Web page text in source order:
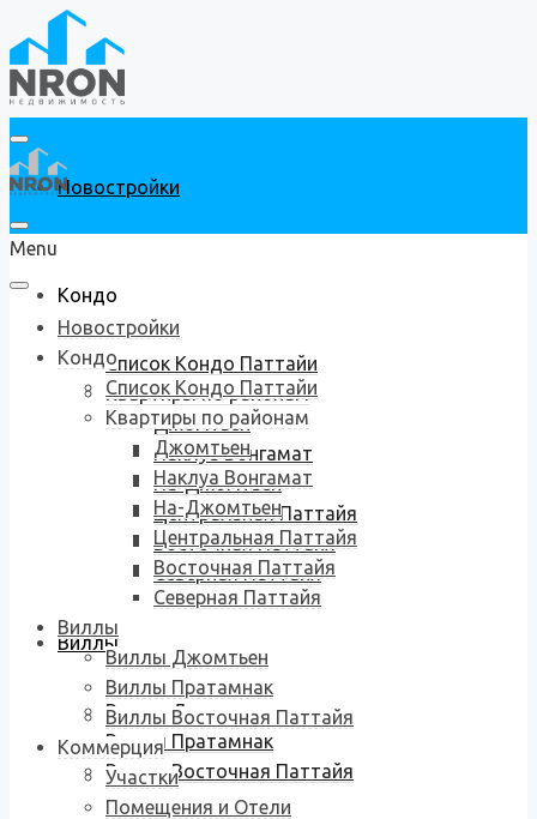
Новостройки
Кондо
Список Кондо Паттайи
Квартиры по районам
Джомтьен
Наклуа Вонгамат
На-Джомтьен
Центральная Паттайя
Восточная Паттайя
Северная Паттайя
Виллы
Виллы Джомтьен
Виллы Пратамнак
Виллы Восточная Паттайя
Menu
Новостройки
Кондо
Список Кондо Паттайи
Квартиры по районам
Джомтьен
Наклуа Вонгамат
На-Джомтьен
Центральная Паттайя
Восточная Паттайя
Северная Паттайя
Виллы
Виллы Джомтьен
Виллы Пратамнак
Виллы Восточная Паттайя
Коммерция
Участки
Помещения и Отели